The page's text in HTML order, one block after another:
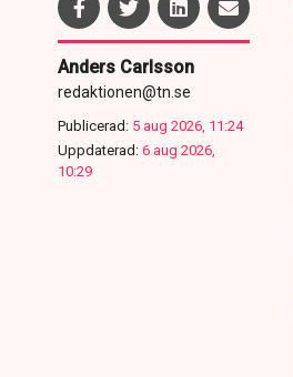
Anders Carlsson
redaktionen@tn.se
Publicerad: 5 aug 2026, 11:24
Uppdaterad: 6 aug 2026,
10:29